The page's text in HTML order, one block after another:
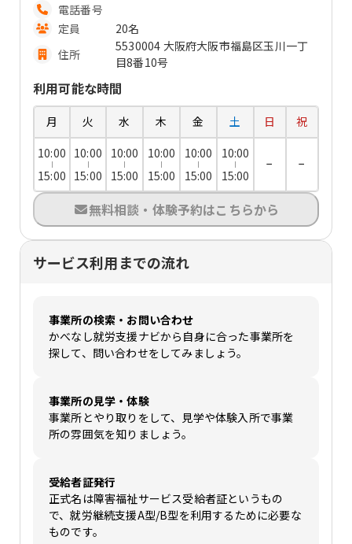
電話番号
定員
20名
住所
5530004 大阪府大阪市福島区玉川一丁
目8番10号
利用可能な時間
月 火 水 木 金 土 日
祝
10:00
15:00
10:00
15:00
10:00
15:00
10:00
15:00
10:00
15:00
10:00
15:00
− −
無料相談・体験予約はこちらから
サービス利用までの流れ
事業所の検索・お問い合わせ
かべなし就労支援ナビから自身に合った事業所を
探して、問い合わせをしてみましょう。
事業所の見学・体験
事業所とやり取りをして、見学や体験入所で事業
所の雰囲気を知りましょう。
受給者証発行
正式名は障害福祉サービス受給者証というもの
で、就労継続支援A型/B型を利用するために必要な
ものです。